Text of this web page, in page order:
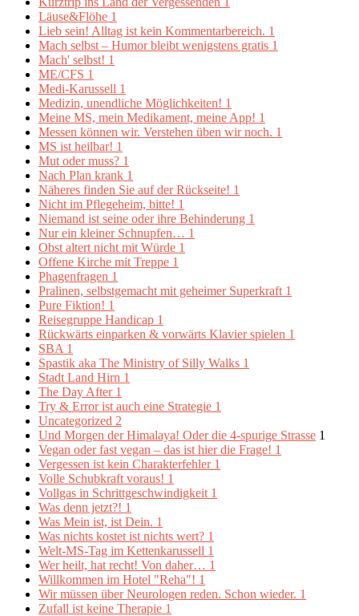
Läuse&Flöhe 1
Lieb sein! Alltag ist kein Kommentarbereich. 1
Mach selbst – Humor bleibt wenigstens gratis 1
Mach' selbst! 1
ME/CFS 1
Medi-Karussell 1
Medizin, unendliche Möglichkeiten! 1
Meine MS, mein Medikament, meine App! 1
Messen können wir. Verstehen üben wir noch. 1
MS ist heilbar! 1
Mut oder muss? 1
Nach Plan krank 1
Näheres finden Sie auf der Rückseite! 1
Nicht im Pflegeheim, bitte! 1
Niemand ist seine oder ihre Behinderung 1
Nur ein kleiner Schnupfen… 1
Obst altert nicht mit Würde 1
Offene Kirche mit Treppe 1
Phagenfragen 1
Pralinen, selbstgemacht mit geheimer Superkraft 1
Pure Fiktion! 1
Reisegruppe Handicap 1
Rückwärts einparken & vorwärts Klavier spielen 1
SBA 1
Spastik aka The Ministry of Silly Walks 1
Stadt Land Hirn 1
The Day After 1
Try & Error ist auch eine Strategie 1
Uncategorized 2
Und Morgen der Himalaya! Oder die 4-spurige Strasse 1
Vegan oder fast vegan – das ist hier die Frage! 1
Vergessen ist kein Charakterfehler 1
Volle Schubkraft voraus! 1
Vollgas in Schrittgeschwindigkeit 1
Was denn jetzt?! 1
Was Mein ist, ist Dein. 1
Was nichts kostet ist nichts wert? 1
Welt-MS-Tag im Kettenkarussell 1
Wer heilt, hat recht! Von daher… 1
Willkommen im Hotel "Reha"! 1
Wir müssen über Neurologen reden. Schon wieder. 1
Zufall ist keine Therapie 1